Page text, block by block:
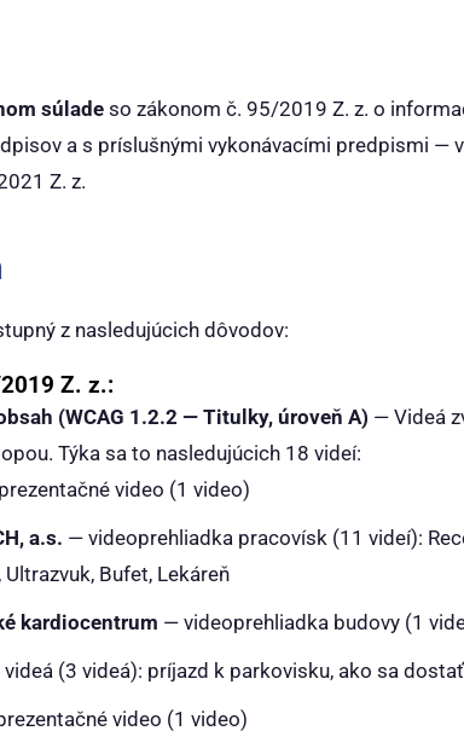
súlade so zákonom č. 95/2019 Z. z. o
a s príslušnými vykonávacími predpismi
Z. z.
z nasledujúcich dôvodov:
Z. z.:
(WCAG 1.2.2 — Titulky, úroveň A) — Videá
Týka sa to nasledujúcich 18 videí:
video (1 video)
a.s. — videoprehliadka pracovísk (11 videí):
Bufet, Lekáreň
kardiocentrum — videoprehliadka budovy (1
(3 videá): príjazd k parkovisku, ako sa
video (1 video)